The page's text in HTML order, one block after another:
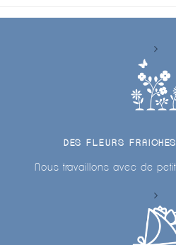
DES FLEURS
Nous travaillons avec de